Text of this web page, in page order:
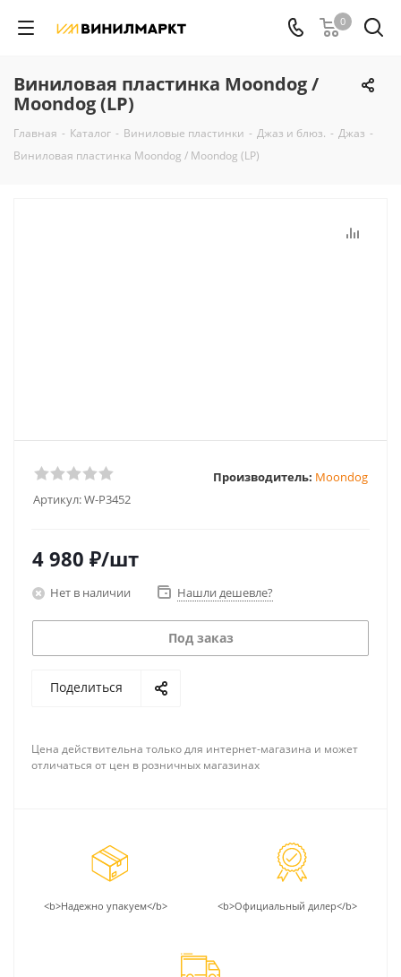
0
Виниловая пластинка Moondog /
Moondog (LP)
Главная - Каталог - Виниловые пластинки - Джаз и блюз. - Джаз -
Виниловая пластинка Moondog / Moondog (LP)
Артикул:W-P3452
Производитель: Moondog
4 980 ₽/шт
Нет в наличии Нашли дешевле?
Под заказ
Поделиться
Цена действительна только для интернет-магазина и может
отличаться от цен в розничных магазинах
<b>Надежно упакуем</b> <b>Официальный дилер</b>